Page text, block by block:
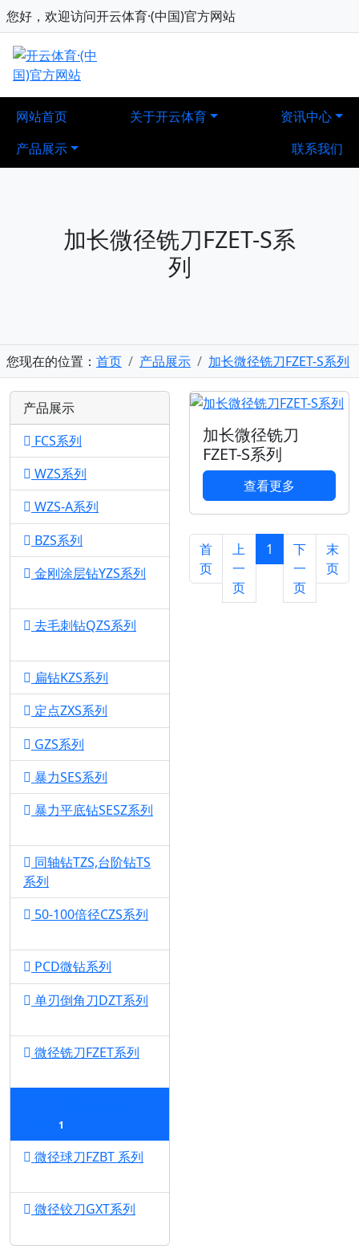
您好，欢迎访问开云体育·(中国)官方网站
网站首页 关于开云体育
资讯中心
产品展示
联系我们
加长微径铣刀FZET-S系
列
您现在的位置： 首页 产品展示 加长微径铣刀FZET-S系列
产品展示
FCS系列
WZS系列
WZS-A系列
BZS系列
金刚涂层钻YZS系列
去毛刺钻QZS系列
扁钻KZS系列
定点ZXS系列
GZS系列
暴力SES系列
暴力平底钻SESZ系列
同轴钻TZS,台阶钻TS
系列
50-100倍径CZS系列
PCD微钻系列
单刃倒角刀DZT系列
微径铣刀FZET系列
1
微径球刀FZBT 系列
微径铰刀GXT系列
加长微径铣刀
FZET-S系列
查看更多
首
页
上
一
页
1
下
一
页
末
页